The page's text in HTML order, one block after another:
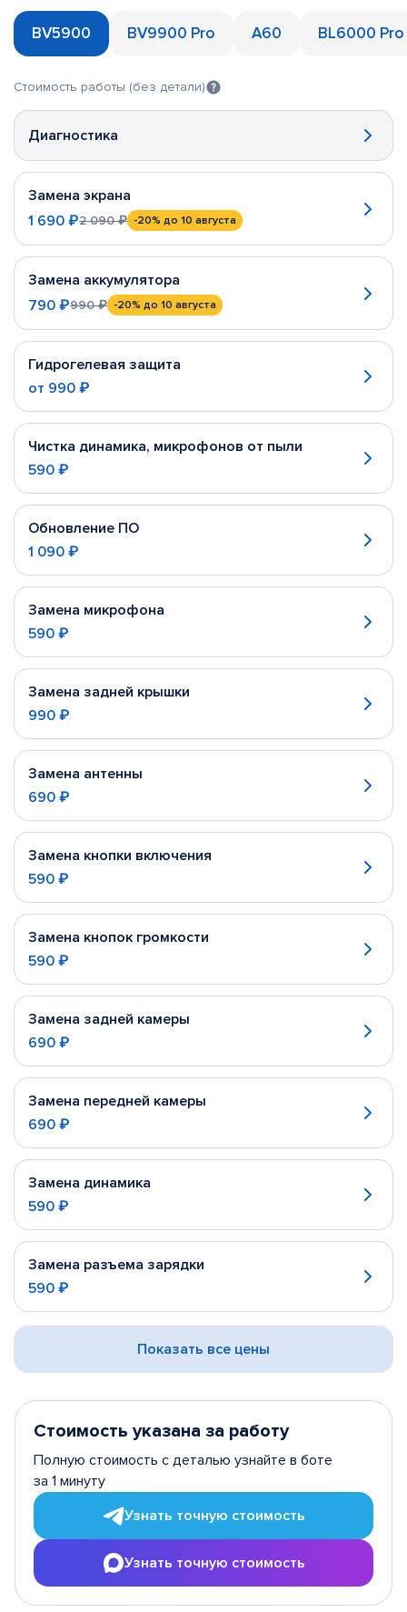
BV5900 BV9900 Pro A60 BL6000 Pro
Стоимость работы (без детали)
Диагностика
Замена экрана
1 690 ₽2 090 ₽ -20% до 10 августа
Замена аккумулятора
790 ₽990 ₽ -20% до 10 августа
Гидрогелевая защита
от 990 ₽
Чистка динамика, микрофонов от пыли
590 ₽
Обновление ПО
1 090 ₽
Замена микрофона
590 ₽
Замена задней крышки
990 ₽
Замена антенны
690 ₽
Замена кнопки включения
590 ₽
Замена кнопок громкости
590 ₽
Замена задней камеры
690 ₽
Замена передней камеры
690 ₽
Замена динамика
590 ₽
Замена разъема зарядки
590 ₽
Показать все цены
Стоимость указана за работу
Полную стоимость с деталью узнайте в боте
за 1 минуту
Узнать точную стоимость
Узнать точную стоимость